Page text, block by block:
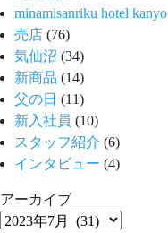
minamisanriku hotel kanyo
売店 (76)
気仙沼 (34)
新商品 (14)
父の日 (11)
新入社員 (10)
スタッフ紹介 (6)
インタビュー (4)
アーカイブ